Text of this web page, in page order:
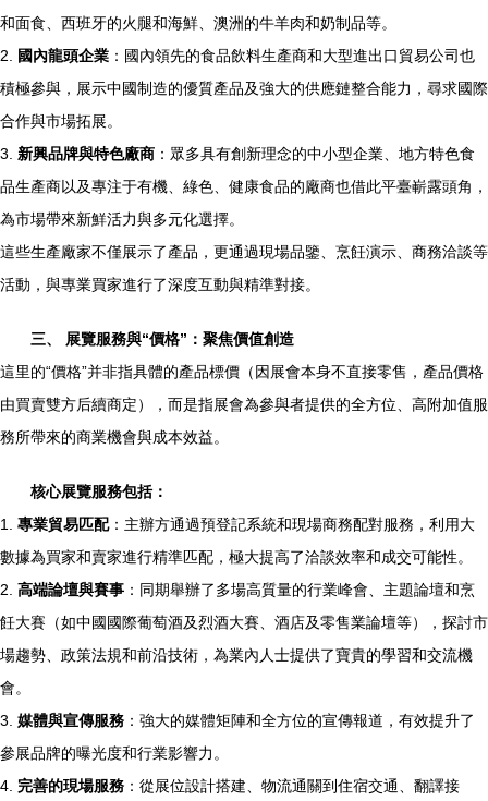
和面食、西班牙的火腿和海鮮、澳洲的牛羊肉和奶制品等。
2.
國內龍頭企業 ：國內領先的食品飲料生產商和大型進出口貿易公司也
積極參與，展示中國制造的優質產品及強大的供應鏈整合能力，尋求國際
合作與市場拓展。
3. 新興品牌與特色廠商 ：眾多具有創新理念的中小型企業、地方特色食
品生產商以及專注于有機、綠色、健康食品的廠商也借此平臺嶄露頭角，
為市場帶來新鮮活力與多元化選擇。
這些生產廠家不僅展示了產品，更通過現場品鑒、烹飪演示、商務洽談等
活動，與專業買家進行了深度互動與精準對接。
三、 展覽服務與“價格”：聚焦價值創造
這里的“價格”并非指具體的產品標價（因展會本身不直接零售，產品價格
由買賣雙方后續商定），而是指展會為參與者提供的全方位、高附加值服
務所帶來的商業機會與成本效益。
核心展覽服務包括：
1. 專業貿易匹配：主辦方通過預登記系統和現場商務配對服務，利用大
數據為買家和賣家進行精準匹配，極大提高了洽談效率和成交可能性。
2. 高端論壇與賽事 ：同期舉辦了多場高質量的行業峰會、主題論壇和烹
飪大賽（如中國國際葡萄酒及烈酒大賽、酒店及零售業論壇等），探討市
場趨勢、政策法規和前沿技術，為業內人士提供了寶貴的學習和交流機
會。
3. 媒體與宣傳服務 ：強大的媒體矩陣和全方位的宣傳報道，有效提升了
參展品牌的曝光度和行業影響力。
4. 完善的現場服務 ：從展位設計搭建、物流通關到住宿交通、翻譯接